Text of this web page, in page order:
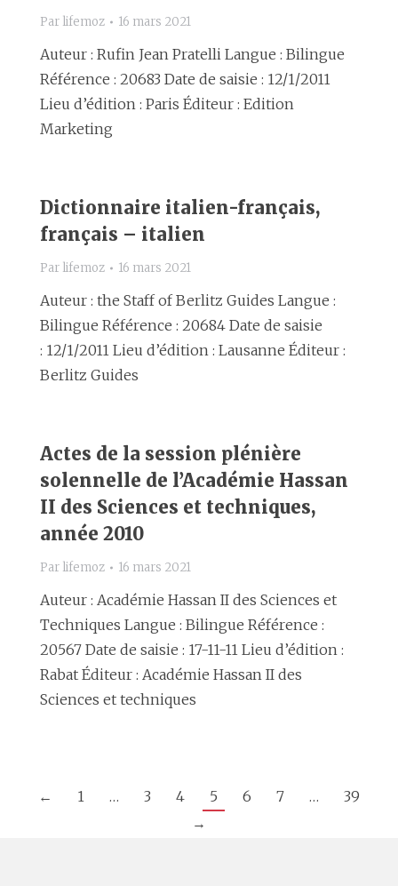
Par lifemoz 16 mars 2021
Auteur : Rufin Jean Pratelli Langue : Bilingue
Référence : 20683 Date de saisie : 12/1/2011
Lieu d’édition : Paris Éditeur : Edition
Marketing
Dictionnaire italien-français,
français – italien
Par lifemoz 16 mars 2021
Auteur : the Staff of Berlitz Guides Langue :
Bilingue Référence : 20684 Date de saisie
: 12/1/2011 Lieu d’édition : Lausanne Éditeur :
Berlitz Guides
Actes de la session plénière
solennelle de l’Académie Hassan
II des Sciences et techniques,
année 2010
Par lifemoz 16 mars 2021
Auteur : Académie Hassan II des Sciences et
Techniques Langue : Bilingue Référence :
20567 Date de saisie : 17-11-11 Lieu d’édition :
Rabat Éditeur : Académie Hassan II des
Sciences et techniques
← 1 … 3 4 5 6 7 …
39
→